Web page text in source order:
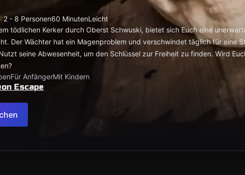
2 - 8 Personen60 MinutenLeicht
tödlichen Kerker durch Oberst Schwuski, bietet sich Euch eine
Der Wächter hat ein Magenproblem und verschwindet täglich für eine
seine Abwesenheit, um den Schlüssel zur Freiheit zu finden. Wird
Für AnfängerMit Kindern
Escape